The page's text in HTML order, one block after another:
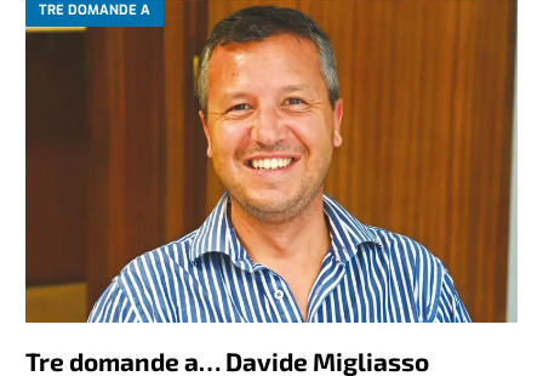
TRE DOMANDE A
Tre domande a… Davide Migliasso